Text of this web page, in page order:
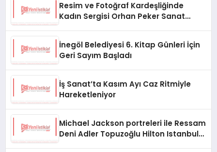
Resim ve Fotoğraf Kardeşliğinde
Kadın Sergisi Orhan Peker Sanat
İnegöl Belediyesi 6. Kitap Günleri İçin
Geri Sayım Başladı
İş Sanat’ta Kasım Ayı Caz Ritmiyle
Hareketleniyor
Michael Jackson portreleri ile Ressam
Deni Adler Topuzoğlu Hilton Istanbul